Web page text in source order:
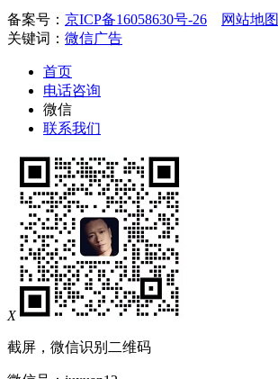
备案号： 京ICP备16058630号-26
网站地图
关键词： 微信广告
首页
电话咨询
微信
联系我们
X
截屏，微信识别二维码